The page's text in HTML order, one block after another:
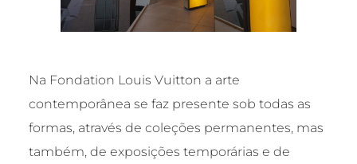
Na Fondation Louis Vuitton a arte
contemporânea se faz presente sob todas as
formas, através de coleções permanentes, mas
também, de exposições temporárias e de